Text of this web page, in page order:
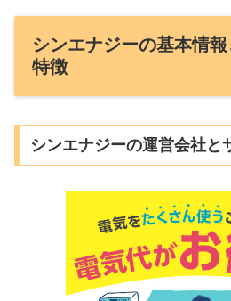
シンエナジーの基本情
特徴
シンエナジーの運営会社と